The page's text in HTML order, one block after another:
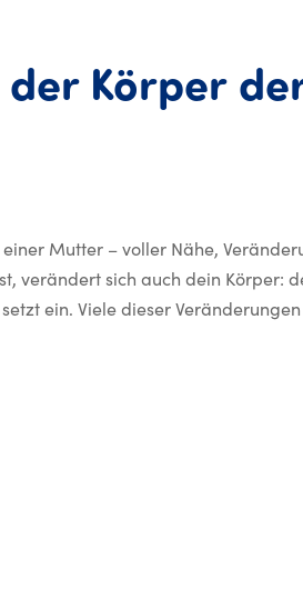
der Körper
Mutter – voller Nähe,
verändert sich auch dein Körper:
ein. Viele dieser